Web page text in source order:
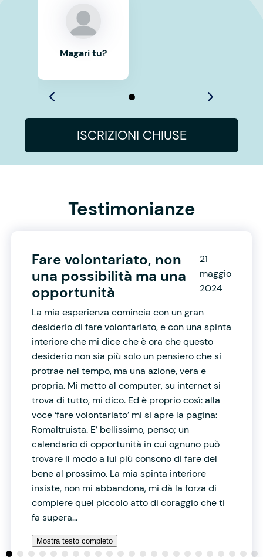
Magari tu?
ISCRIZIONI CHIUSE
Testimonianze
Fare volontariato, non
una possibilità ma una
opportunità
21
maggio
2024
La mia esperienza comincia con un gran
desiderio di fare volontariato, e con una spinta
interiore che mi dice che è ora che questo
desiderio non sia più solo un pensiero che si
protrae nel tempo, ma una azione, vera e
propria. Mi metto al computer, su internet si
trova di tutto, mi dico. Ed è proprio così: alla
voce ‘fare volontariato’ mi si apre la pagina:
Romaltruista. E’ bellissimo, penso; un
calendario di opportunità in cui ognuno può
trovare il modo a lui più consono di fare del
bene al prossimo. La mia spinta interiore
insiste, non mi abbandona, mi dà la forza di
compiere quel piccolo atto di coraggio che ti
fa supera...
Mostra testo completo